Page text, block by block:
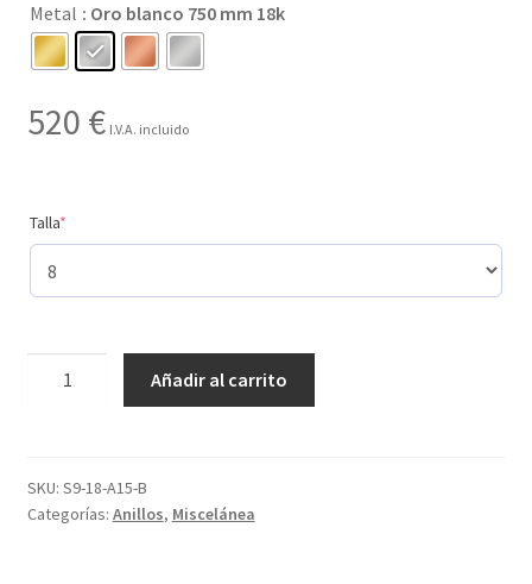
hasta
520 €
Metal : Oro blanco 750 mm 18k
520 € I.V.A. incluido
Talla*(required)
y
con
Añadir al carrito
SKU: S9-18-A15-B
Categorías: Anillos, Miscelánea